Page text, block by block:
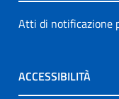
Atti di notificazione
ACCESSIBILITÀ